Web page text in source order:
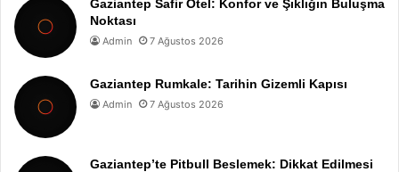
Gaziantep Safir Otel: Konfor ve Şıklığın Buluşma
Noktası
Admin 7 Ağustos 2026
Gaziantep Rumkale: Tarihin Gizemli Kapısı
Admin 7 Ağustos 2026
Gaziantep’te Pitbull Beslemek: Dikkat Edilmesi